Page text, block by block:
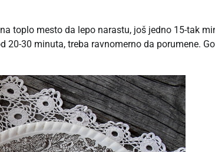
toplo mesto da lepo narastu, još jedno 15-tak
20-30 minuta, treba ravnomerno da porumene.